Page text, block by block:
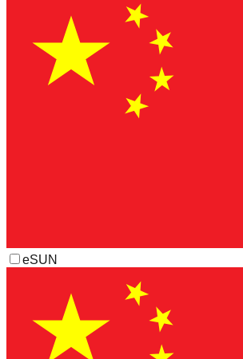
eSUN